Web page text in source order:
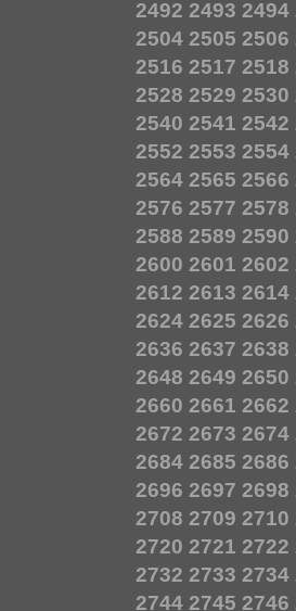
2492 2493 2494
2504 2505 2506
2516 2517 2518
2528 2529 2530
2540 2541 2542
2552 2553 2554
2564 2565 2566
2576 2577 2578
2588 2589 2590
2600 2601 2602
2612 2613 2614
2624 2625 2626
2636 2637 2638
2648 2649 2650
2660 2661 2662
2672 2673 2674
2684 2685 2686
2696 2697 2698
2708 2709 2710
2720 2721 2722
2732 2733 2734
2744 2745 2746